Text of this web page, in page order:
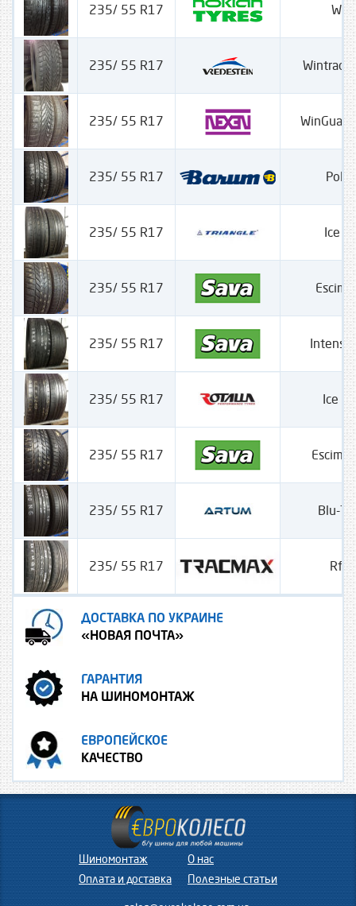
235/ 55 R17
235/ 55 R17 Wintrac
235/ 55 R17
235/ 55 R17
235/ 55 R17 Ice
235/ 55 R17
235/ 55 R17 Intensa
235/ 55 R17 Ice +
235/ 55 R17 Escimo
235/ 55 R17 Blu-
235/ 55 R17 Rf-
ДОСТАВКА ПО УКРАИНЕ
«НОВАЯ ПОЧТА»
ГАРАНТИЯ
НА ШИНОМОНТАЖ
ЕВРОПЕЙСКОЕ
КАЧЕСТВО
Шиномонтаж
Оплата и доставка
О нас
Полезные статьи